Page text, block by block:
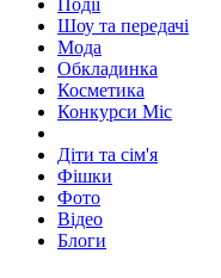
Події
Шоу та передачі
Мода
Обкладинка
Косметика
Конкурси Міс
Діти та сім'я
Фішки
Фото
Відео
Блоги